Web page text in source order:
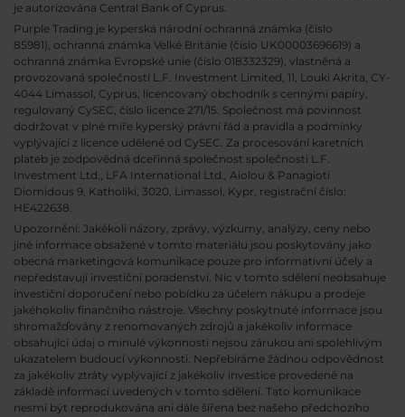
je autorizována Central Bank of Cyprus.
Purple Trading je kyperská národní ochranná známka (číslo
85981), ochranná známka Velké Británie (číslo UK00003696619) a
ochranná známka Evropské unie (číslo 018332329), vlastněná a
provozovaná společností L.F. Investment Limited, 11, Louki Akrita, CY-
4044 Limassol, Cyprus, licencovaný obchodník s cennými papíry,
regulovaný CySEC, číslo licence 271/15. Společnost má povinnost
dodržovat v plné míře kyperský právní řád a pravidla a podmínky
vyplývající z licence udělené od CySEC. Za procesování karetních
plateb je zodpovědná dceřinná společnost společnosti L.F.
Investment Ltd., LFA International Ltd., Aiolou & Panagioti
Diomidous 9, Katholiki, 3020, Limassol, Kypr, registrační číslo:
HE422638.
Upozornění: Jakékoli názory, zprávy, výzkumy, analýzy, ceny nebo
jiné informace obsažené v tomto materiálu jsou poskytovány jako
obecná marketingová komunikace pouze pro informativní účely a
nepředstavují investiční poradenství. Nic v tomto sdělení neobsahuje
investiční doporučení nebo pobídku za účelem nákupu a prodeje
jakéhokoliv finančního nástroje. Všechny poskytnuté informace jsou
shromažďovány z renomovaných zdrojů a jakékoliv informace
obsahující údaj o minulé výkonnosti nejsou zárukou ani spolehlivým
ukazatelem budoucí výkonnosti. Nepřebíráme žádnou odpovědnost
za jakékoliv ztráty vyplývající z jakékoliv investice provedené na
základě informací uvedených v tomto sdělení. Tato komunikace
nesmí být reprodukována ani dále šířena bez našeho předchozího